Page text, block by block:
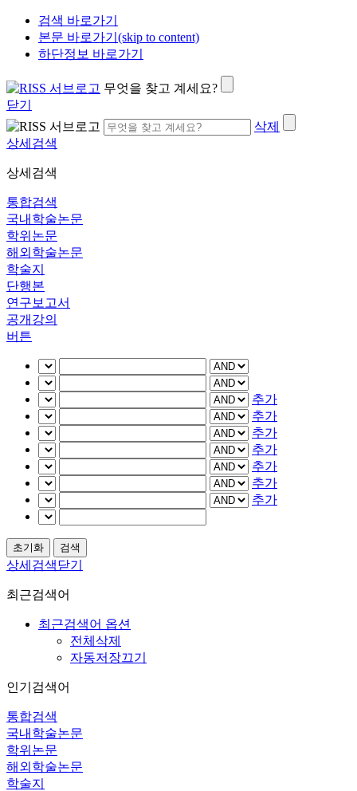
검색 바로가기
본문 바로가기(skip to content)
하단정보 바로가기
무엇을 찾고 계세요?
닫기
삭제
상세검색
상세검색
통합검색
국내학술논문
학위논문
해외학술논문
학술지
단행본
연구보고서
공개강의
버튼
추가
추가
추가
추가
추가
추가
추가
상세검색닫기
최근검색어
최근검색어 옵션
전체삭제
자동저장끄기
인기검색어
통합검색
국내학술논문
학위논문
해외학술논문
학술지